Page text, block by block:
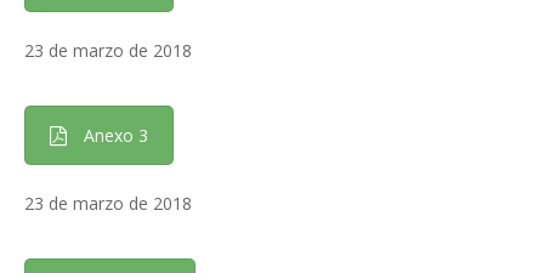
23 de marzo de 2018
Anexo 3
23 de marzo de 2018